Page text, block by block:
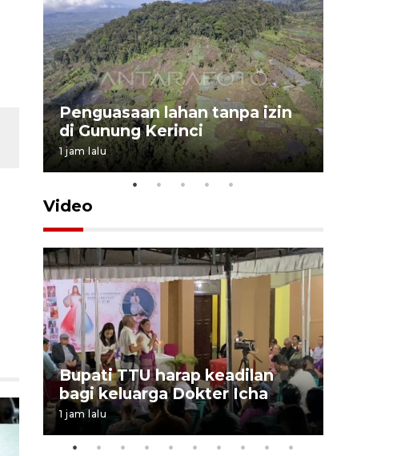
Penguasaan lahan tanpa izin
di Gunung Kerinci
1 jam lalu
Video
Bupati TTU harap keadilan
bagi keluarga Dokter Icha
1 jam lalu